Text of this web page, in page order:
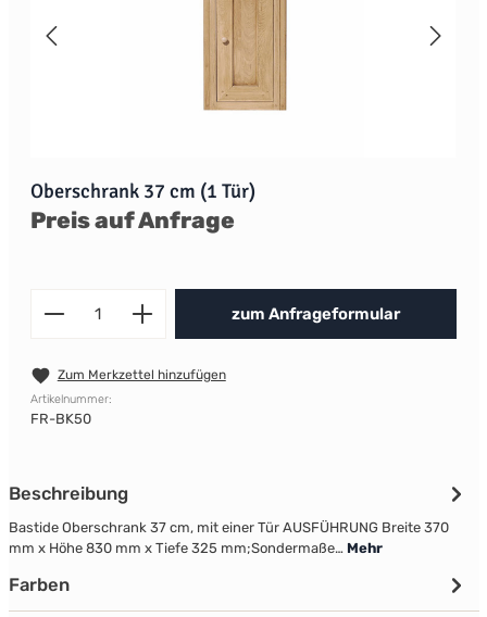
Oberschrank 37 cm (1 Tür)
Preis auf Anfrage
Produkt Anzahl: Gib den
zum Anfrageformular
Zum Merkzettel hinzufügen
Artikelnummer:
FR-BK50
Beschreibung
Bastide Oberschrank 37 cm, mit einer Tür AUSFÜHRUNG Breite 370
mm x Höhe 830 mm x Tiefe 325 mm;Sondermaße… Mehr
Farben